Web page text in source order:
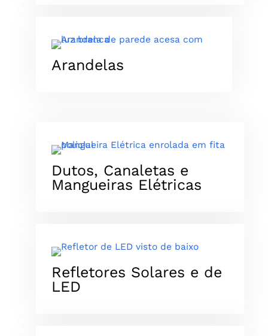
Arandelas
Dutos, Canaletas e
Mangueiras Elétricas
Refletores Solares e de
LED